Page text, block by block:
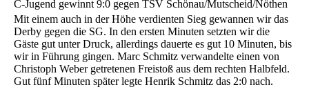
C-Jugend gewinnt 9:0 gegen TSV Schönau/Mutscheid/Nöthen
Mit einem auch in der Höhe verdienten Sieg gewannen wir das
Derby gegen die SG. In den ersten Minuten setzten wir die
Gäste gut unter Druck, allerdings dauerte es gut 10 Minuten, bis
wir in Führung gingen. Marc Schmitz verwandelte einen von
Christoph Weber getretenen Freistoß aus dem rechten Halbfeld.
Gut fünf Minuten später legte Henrik Schmitz das 2:0 nach.